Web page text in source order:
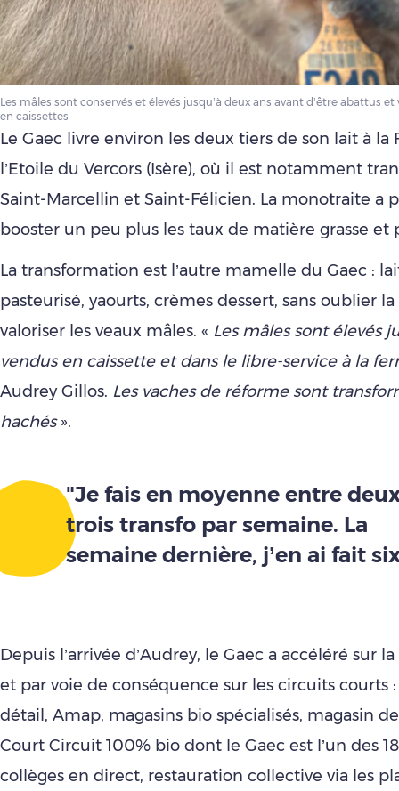
Les mâles sont conservés et élevés jusqu’à deux ans avant d’être abattus
en caissettes
Le Gaec livre environ les deux tiers de son lait à la
l’Etoile du Vercors (Isère), où il est notamment
Saint-Marcellin et Saint-Félicien. La monotraite a
booster un peu plus les taux de matière grasse et
La transformation est l’autre mamelle du Gaec :
pasteurisé, yaourts, crèmes dessert, sans oublier
valoriser les veaux mâles. « Les mâles sont élevés
vendus en caissette et dans le libre-service à la
Audrey Gillos. Les vaches de réforme sont
hachés».
"Je fais en moyenne entre
trois transfo par semaine. La
semaine dernière, j’en ai fait
Depuis l’arrivée d’Audrey, le Gaec a accéléré sur
et par voie de conséquence sur les circuits courts
détail, Amap, magasins bio spécialisés, magasin
Court Circuit 100% bio dont le Gaec est l’un des
collèges en direct, restauration collective via les